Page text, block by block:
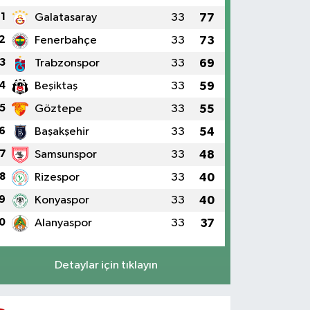
1 Galatasaray 33 77
Fenerbahçe 33 73
3 Trabzonspor 33 69
Beşiktaş 33 59
5 Göztepe 33 55
Başakşehir 33 54
7 Samsunspor 33 48
8 Rizespor 33 40
Konyaspor 33 40
Alanyaspor 33 37
Detaylar için tıklayın